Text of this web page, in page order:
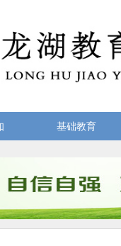
基础教育